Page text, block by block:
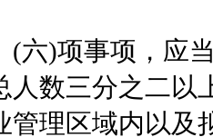
(六)项事项，应
人数三分之二
管理区域内以及